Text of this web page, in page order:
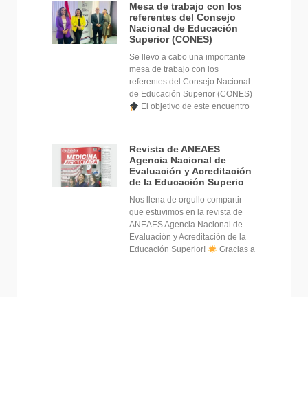
Mesa de trabajo con los
referentes del Consejo
Nacional de Educación
Superior (CONES)
Se llevo a cabo una importante
mesa de trabajo con los
referentes del Consejo Nacional
de Educación Superior (CONES)
El objetivo de este encuentro
Revista de ANEAES
Agencia Nacional de
Evaluación y Acreditación
de la Educación Superio
Nos llena de orgullo compartir
que estuvimos en la revista de
ANEAES Agencia Nacional de
Evaluación y Acreditación de la
Educación Superior!
Gracias a